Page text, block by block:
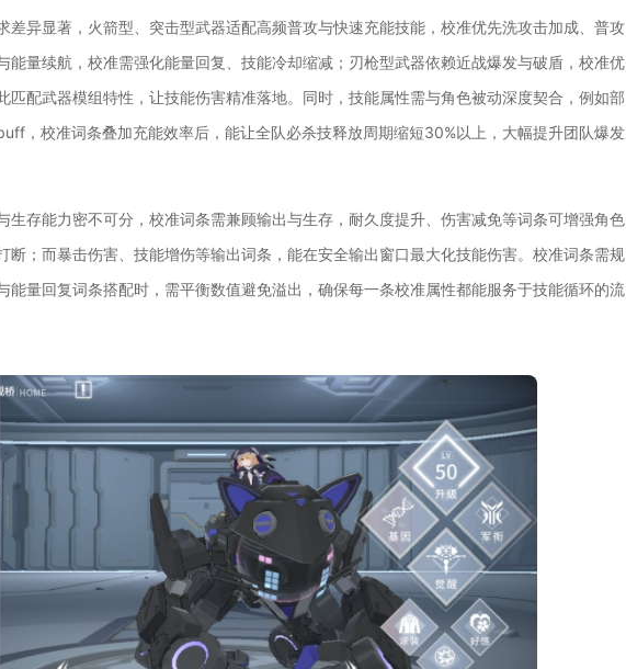
差异显著，火箭型、突击型武器适配高频普攻与快速充能技能，校准优先洗攻击加成、普攻
能量续航，校准需强化能量回复、技能冷却缩减；刃枪型武器依赖近战爆发与破盾，校准优
匹配武器模组特性，让技能伤害精准落地。同时，技能属性需与角色被动深度契合，例如部
，校准词条叠加充能效率后，能让全队必杀技释放周期缩短30%以上，大幅提升团队爆发
生存能力密不可分，校准词条需兼顾输出与生存，耐久度提升、伤害减免等词条可增强角色
断；而暴击伤害、技能增伤等输出词条，能在安全输出窗口最大化技能伤害。校准词条需规
能量回复词条搭配时，需平衡数值避免溢出，确保每一条校准属性都能服务于技能循环的流